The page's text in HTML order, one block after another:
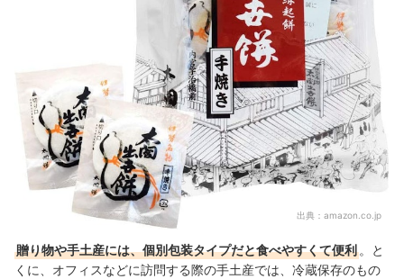
出典： amazon.co.jp
贈り物や手土産には、個別包装タイプだと食べやすくて便利。と
くに、オフィスなどに訪問する際の手土産では、冷蔵保存のもの